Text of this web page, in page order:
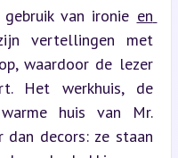
van ironie en
vertellingen met
waardoor de lezer
Het werkhuis, de
huis van Mr.
dan decors: ze staan